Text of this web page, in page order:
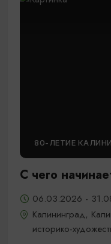
80-ЛЕТИЕ
С чего
06.03.2026 -
Калининград,
историко-